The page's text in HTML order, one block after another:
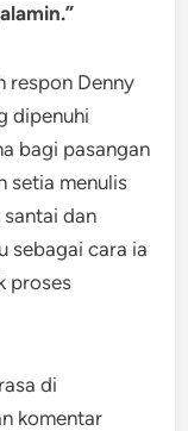
respon Denny
dipenuhi
bagi pasangan
setia menulis
dan
sebagai cara ia
proses
di
komentar